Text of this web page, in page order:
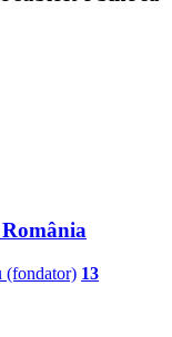
(fondator) 13